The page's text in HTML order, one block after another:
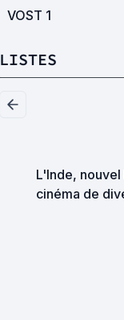
VOST 1
LISTES
L'Inde,
cinéma de